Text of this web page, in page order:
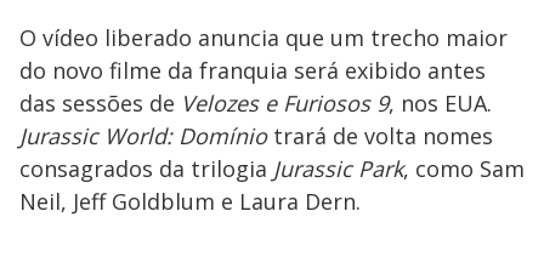
O vídeo liberado anuncia que um trecho maior
do novo filme da franquia será exibido antes
das sessões de Velozes e Furiosos 9, nos EUA.
Jurassic World: Domíniotrará de volta nomes
consagrados da trilogia Jurassic Park, como Sam
Neil, Jeff Goldblum e Laura Dern.